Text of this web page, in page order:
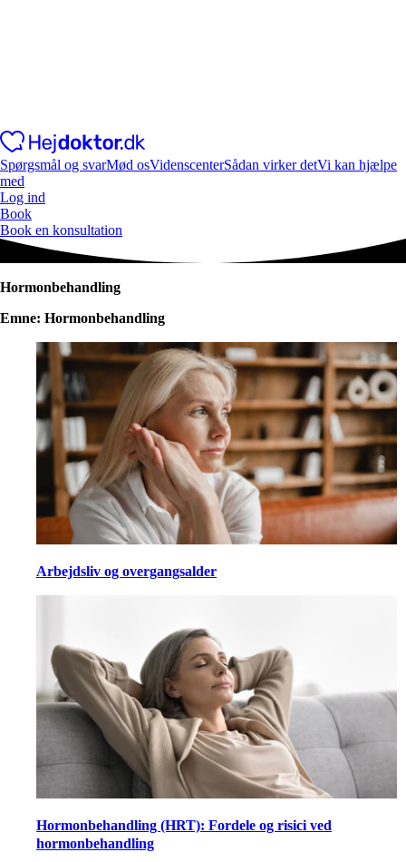
Spørgsmål og svarMød osVidenscenterSådan virker detVi kan hjælpe
med
Log ind
Book
Book en konsultation
Hormonbehandling
Emne: Hormonbehandling
Arbejdsliv og overgangsalder
Hormonbehandling (HRT): Fordele og risici ved
hormonbehandling